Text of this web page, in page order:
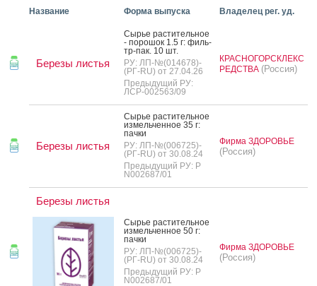
Название Форма выпуска Владелец рег. уд.
Березы листья
Сырье рас­ти­тель­ное
- по­рошок 1.5 г: филь­
тр-пак. 10 шт.
РУ: ЛП-№(014678)-
(РГ-RU) от 27.04.26
Предыдущий РУ:
ЛСР-002563/09
КРАСНОГОРСКЛЕКС
РЕДСТВА (Россия)
Березы листья
Сырье рас­ти­тель­ное
из­мель­чен­ное 35 г:
пач­ки
РУ: ЛП-№(006725)-
(РГ-RU) от 30.08.24
Предыдущий РУ: Р
N002687/01
Фирма ЗДОРОВЬЕ
(Россия)
Березы листья
Сырье рас­ти­тель­ное
из­мель­чен­ное 50 г:
пач­ки
РУ: ЛП-№(006725)-
(РГ-RU) от 30.08.24
Предыдущий РУ: Р
N002687/01
Фирма ЗДОРОВЬЕ
(Россия)